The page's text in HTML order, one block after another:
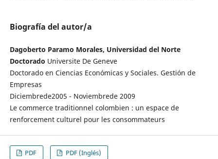
Biografía del autor/a
Dagoberto Paramo Morales, Universidad del Norte
Doctorado Universite De Geneve
Doctorado en Ciencias Económicas y Sociales. Gestión de
Empresas
Diciembrede2005 - Noviembrede 2009
Le commerce traditionnel colombien : un espace de
renforcement culturel pour les consommateurs
PDF PDF (Inglés)